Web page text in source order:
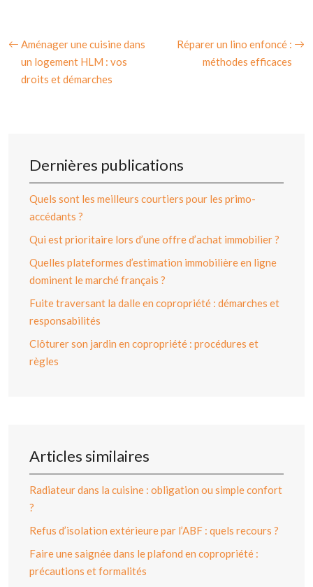
Aménager une cuisine dans
un logement HLM : vos
droits et démarches
Réparer un lino enfoncé :
méthodes efficaces
Dernières publications
Quels sont les meilleurs courtiers pour les primo-
accédants ?
Qui est prioritaire lors d’une offre d’achat immobilier ?
Quelles plateformes d’estimation immobilière en ligne
dominent le marché français ?
Fuite traversant la dalle en copropriété : démarches et
responsabilités
Clôturer son jardin en copropriété : procédures et
règles
Articles similaires
Radiateur dans la cuisine : obligation ou simple confort
?
Refus d’isolation extérieure par l’ABF : quels recours ?
Faire une saignée dans le plafond en copropriété :
précautions et formalités